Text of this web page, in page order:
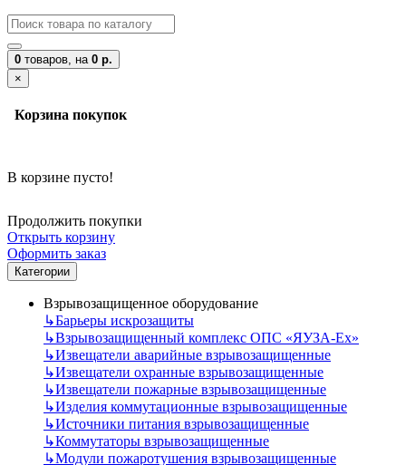
0 товаров, на 0 р.
×
Корзина покупок
В корзине пусто!
Продолжить покупки
Открыть корзину
Оформить заказ
Категории
Взрывозащищенное оборудование
↳Барьеры искрозащиты
↳Взрывозащищенный комплекс ОПС «ЯУЗА-Ех»
↳Извещатели аварийные взрывозащищенные
↳Извещатели охранные взрывозащищенные
↳Извещатели пожарные взрывозащищенные
↳Изделия коммутационные взрывозащищенные
↳Источники питания взрывозащищенные
↳Коммутаторы взрывозащищенные
↳Модули пожаротушения взрывозащищенные